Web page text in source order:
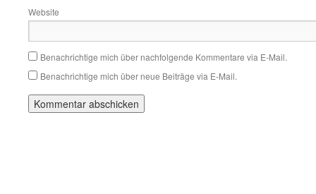
Website
Benachrichtige mich über nachfolgende Kommentare via E-Mail.
Benachrichtige mich über neue Beiträge via E-Mail.